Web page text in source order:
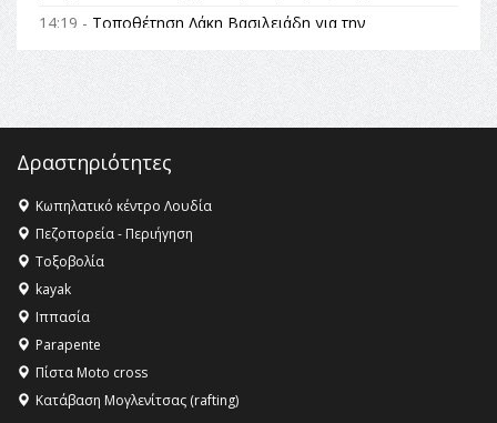
14:19 - Τοποθέτηση Λάκη Βασιλειάδη για την
Αναθεώρηση του Συντάγματος: «Σε τέτοιες κορυφαίες
θεσμικές διαδικασίες υπάρχει μόνο η ευθύνη απέναντι
στις επόμενες γενιές»
16:35 -Το πρόγραμμα του ΠΑΟΚ στον δεύτερο γύρο του
16:27 - Όλυμπος: Εντάχθηκε στον Κατάλογο Παγκόσμιας
Κληρονομιάς της UNESCO – Ομόφωνη η απόφαση Ο
Όλυμπος αναγνωρίστηκε ως φυσικό και πολιτιστικό
αγαθό εξέχουσας οικουμενικής αξίας για την
ανθρωπότητα
16:18 -
ΣΤΗΝ ΕΔΕΣΣΑ
Δραστηριότητες
Κωπηλατικό κέντρο Λουδία
Πεζοπορεία - Περιήγηση
Τοξοβολία
kayak
Ιππασία
Parapente
Πίστα Moto cross
Κατάβαση Μογλενίτσας (rafting)